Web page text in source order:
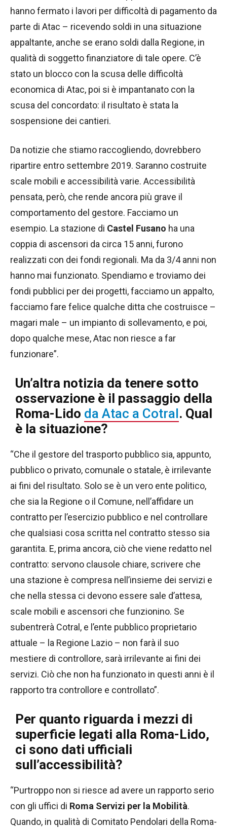
hanno fermato i lavori per difficoltà di pagamento da
parte di Atac – ricevendo soldi in una situazione
appaltante, anche se erano soldi dalla Regione, in
qualità di soggetto finanziatore di tale opere. C’è
stato un blocco con la scusa delle difficoltà
economica di Atac, poi si è impantanato con la
scusa del concordato: il risultato è stata la
sospensione dei cantieri.
Da notizie che stiamo raccogliendo, dovrebbero
ripartire entro settembre 2019. Saranno costruite
scale mobili e accessibilità varie. Accessibilità
pensata, però, che rende ancora più grave il
comportamento del gestore. Facciamo un
esempio. La stazione di Castel Fusano ha una
coppia di ascensori da circa 15 anni, furono
realizzati con dei fondi regionali. Ma da 3/4 anni non
hanno mai funzionato. Spendiamo e troviamo dei
fondi pubblici per dei progetti, facciamo un appalto,
facciamo fare felice qualche ditta che costruisce –
magari male – un impianto di sollevamento, e poi,
dopo qualche mese, Atac non riesce a far
funzionare”.
Un’altra notizia da tenere sotto
osservazione è il passaggio della
Roma-Lido da Atac a Cotral. Qual
è la situazione?
“Che il gestore del trasporto pubblico sia, appunto,
pubblico o privato, comunale o statale, è irrilevante
ai fini del risultato. Solo se è un vero ente politico,
che sia la Regione o il Comune, nell’affidare un
contratto per l’esercizio pubblico e nel controllare
che qualsiasi cosa scritta nel contratto stesso sia
garantita. E, prima ancora, ciò che viene redatto nel
contratto: servono clausole chiare, scrivere che
una stazione è compresa nell’insieme dei servizi e
che nella stessa ci devono essere sale d’attesa,
scale mobili e ascensori che funzionino. Se
subentrerà Cotral, e l’ente pubblico proprietario
attuale – la Regione Lazio – non farà il suo
mestiere di controllore, sarà irrilevante ai fini dei
servizi. Ciò che non ha funzionato in questi anni è il
rapporto tra controllore e controllato”.
Per quanto riguarda i mezzi di
superficie legati alla Roma-Lido,
ci sono dati ufficiali
sull’accessibilità?
“Purtroppo non si riesce ad avere un rapporto serio
con gli uffici di Roma Servizi per la Mobilità.
Quando, in qualità di Comitato Pendolari della Roma-